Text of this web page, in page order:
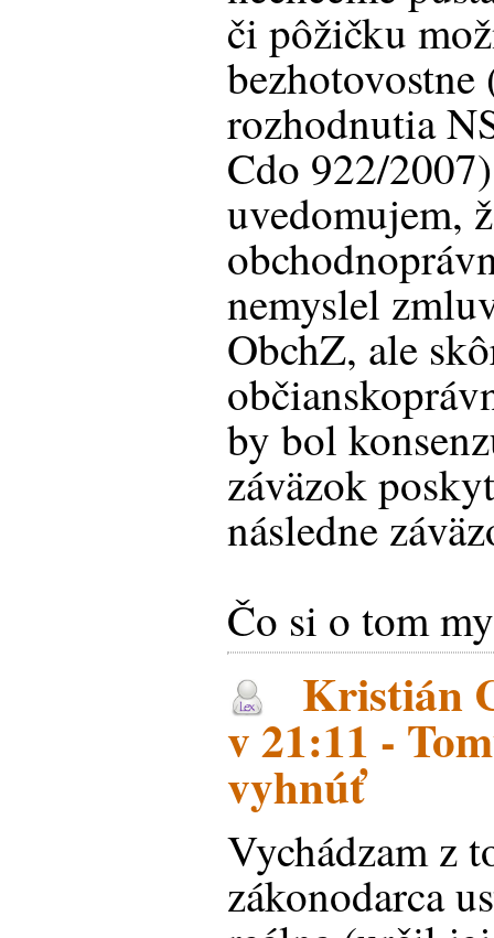
či pôžičku
rozhodnutia
Cdo 922/
uvedomujem,
nemyslel
ObchZ, ale
by bol
záväzok
následne
Čo si o tom
Kristián
v 21:11 -
vyhnúť
Vychádzam z
zákonodarca